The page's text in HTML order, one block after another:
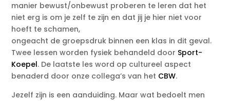
manier bewust/onbewust proberen te leren dat het
niet erg is om je zelf te zijn en dat jij je hier niet voor
hoeft te schamen,
ongeacht de groepsdruk binnen een klas in dit geval.
Twee lessen worden fysiek behandeld door Sport-
Koepel. De laatste les word op cultureel aspect
benaderd door onze collega’s van het CBW.
Jezelf zijn is een aanduiding. Maar wat bedoelt men